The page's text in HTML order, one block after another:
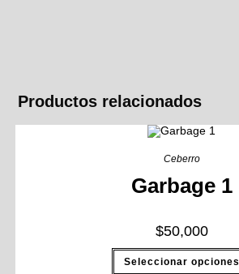
Productos relacionados
Ceberro
Garbage 1
$50,000
Seleccionar opciones